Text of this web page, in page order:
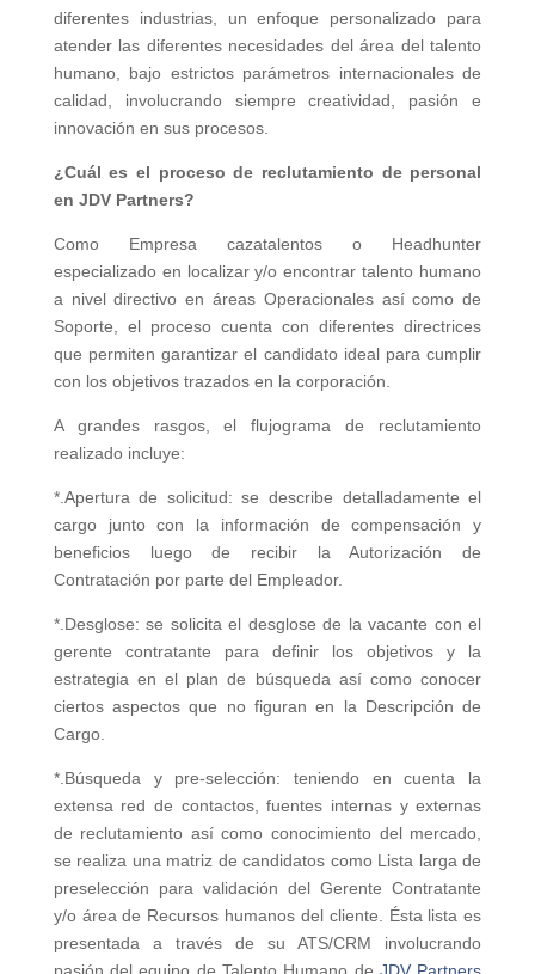
diferentes industrias, un enfoque personalizado para
atender las diferentes necesidades del área del talento
humano, bajo estrictos parámetros internacionales de
calidad, involucrando siempre creatividad, pasión e
innovación en sus procesos.
¿Cuál es el proceso de reclutamiento de personal
en JDV Partners?
Como Empresa cazatalentos o Headhunter
especializado en localizar y/o encontrar talento humano
a nivel directivo en áreas Operacionales así como de
Soporte, el proceso cuenta con diferentes directrices
que permiten garantizar el candidato ideal para cumplir
con los objetivos trazados en la corporación.
A grandes rasgos, el flujograma de reclutamiento
realizado incluye:
*.Apertura de solicitud: se describe detalladamente el
cargo junto con la información de compensación y
beneficios luego de recibir la Autorización de
Contratación por parte del Empleador.
*.Desglose: se solicita el desglose de la vacante con el
gerente contratante para definir los objetivos y la
estrategia en el plan de búsqueda así como conocer
ciertos aspectos que no figuran en la Descripción de
Cargo.
*.Búsqueda y pre-selección: teniendo en cuenta la
extensa red de contactos, fuentes internas y externas
de reclutamiento así como conocimiento del mercado,
se realiza una matriz de candidatos como Lista larga de
preselección para validación del Gerente Contratante
y/o área de Recursos humanos del cliente. Ésta lista es
presentada a través de su ATS/CRM involucrando